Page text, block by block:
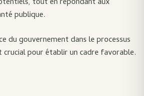
publique.
du gouvernement dans le processus
pour établir un cadre favorable.